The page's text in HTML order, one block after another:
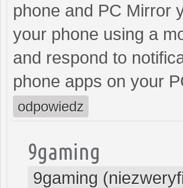
phone and PC Mirror
your phone using a
and respond to
phone apps on your
odpowiedz
9gaming
9gaming